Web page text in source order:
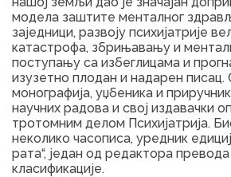
модела заштите менталног
заједници, развоју психијатрије
катастрофа, збрињавању и
поступању са избеглицама и
изузетно плодан и надарен писац.
монографија, уџбеника и
научних радова и свој издавачки
тротомним делом Психијатрија.
неколико часописа, уредник
рата“, један од редактора
класификације.